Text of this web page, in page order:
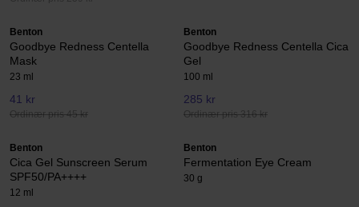
Benton
Goodbye Redness Centella
Mask
23 ml
41 kr
Ordinær pris 45 kr
Benton
Goodbye Redness Centella Cica
Gel
100 ml
285 kr
Ordinær pris 316 kr
Benton
Cica Gel Sunscreen Serum
SPF50/PA++++
12 ml
Benton
Fermentation Eye Cream
30 g